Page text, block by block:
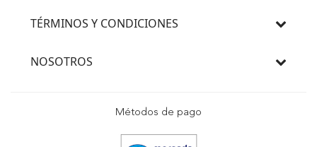
TÉRMINOS Y CONDICIONES
NOSOTROS
Métodos de pago